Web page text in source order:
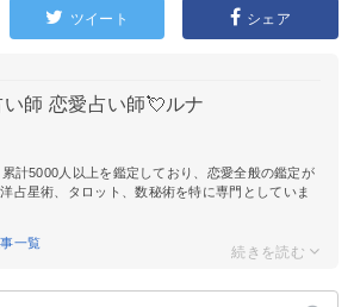
ツイート シェア
い師 恋愛占い師💘ルナ
計5000人以上を鑑定しており、恋愛全般の鑑定が
占星術、タロット、数秘術を特に専門としていま
一覧